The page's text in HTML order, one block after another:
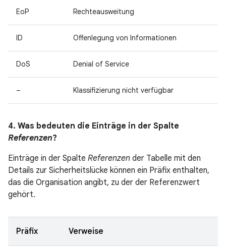
EoP Rechteausweitung
ID Offenlegung von Informationen
DoS Denial of Service
– Klassifizierung nicht verfügbar
4. Was bedeuten die Einträge in der Spalte
Referenzen?
Einträge in der Spalte Referenzen der Tabelle mit den
Details zur Sicherheitslücke können ein Präfix enthalten,
das die Organisation angibt, zu der der Referenzwert
gehört.
Präfix Verweise